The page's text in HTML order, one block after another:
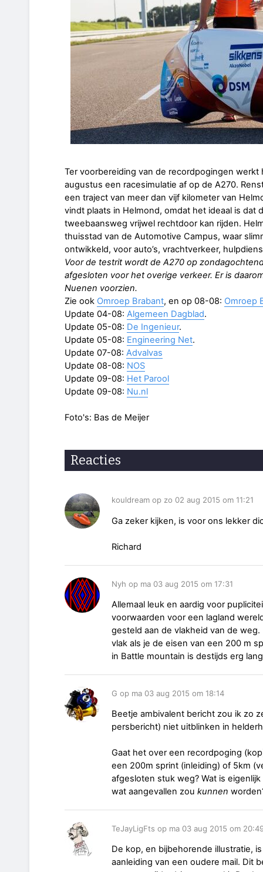
Ter voorbereiding van de recordpogingen
augustus een racesimulatie af op de A270.
een traject van meer dan vijf kilometer van
vindt plaats in Helmond, omdat het ideaal is dat
tweebaansweg vrijwel rechtdoor kan rijden.
thuisstad van de Automotive Campus, waar
ontwikkeld, voor auto’s, vrachtverkeer,
Voor de testrit wordt de A270 op
afgesloten voor het overige verkeer. Er is
Nuenen voorzien.
Zie ook Omroep Brabant, en op 08-08: Omroep
Update 04-08: Algemeen Dagblad.
Update 05-08: De Ingenieur.
Update 05-08: Engineering Net.
Update 07-08: Advalvas
Update 08-08: NOS
Update 09-08: Het Parool
Update 09-08: Nu.nl
Foto's: Bas de Meijer
Reacties
kouldream op zo 02 aug 2015 om 11:21
Ga zeker kijken, is voor ons lekker
Richard
Nyh op ma 03 aug 2015 om 17:31
Allemaal leuk en aardig voor
voorwaarden voor een lagland
gesteld aan de vlakheid van de
vlak als je de eisen van een 200 m
in Battle mountain is destijds erg
G op ma 03 aug 2015 om 18:14
Beetje ambivalent bericht zou ik zo
persbericht) niet uitblinken in
Gaat het over een recordpoging
een 200m sprint (inleiding) of 5km
afgesloten stuk weg? Wat is
wat aangevallen zou kunnen
TeJayLigFts op ma 03 aug 2015 om
De kop, en bijbehorende illustratie,
aanleiding van een oudere mail. Dit